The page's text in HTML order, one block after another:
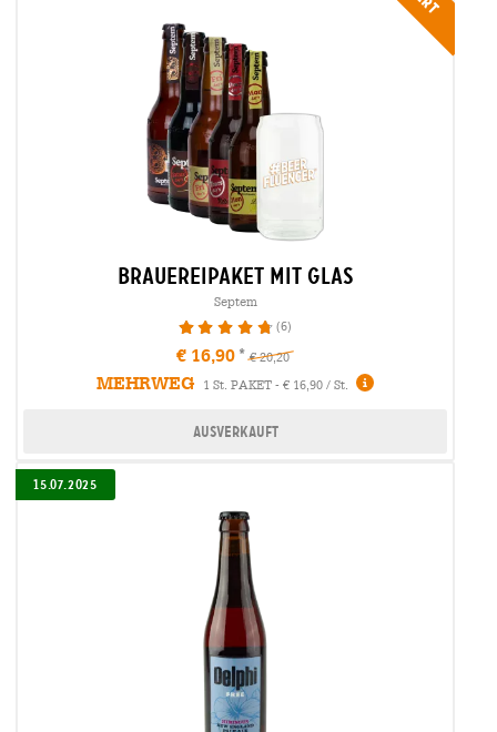
brauereipaket mit glas
Septem
96.67% (6)
€ 16,90 € 20,20
MEHRWEG 1 St. PAKET - € 16,90 / St.
Ausverkauft
15.07.2025